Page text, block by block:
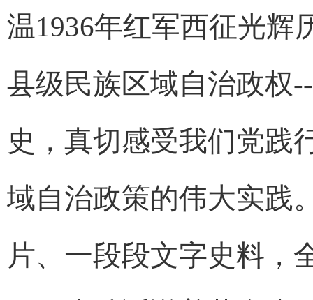
温1936年红军西征光辉
县级民族区域自治政权
史，真切感受我们党践
域自治政策的伟大实践
片、一段段文字史料，